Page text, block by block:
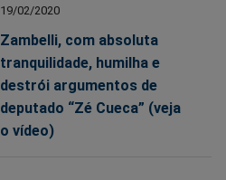
19/02/2020
Zambelli, com absoluta
tranquilidade, humilha e
destrói argumentos de
deputado “Zé Cueca” (veja
o vídeo)